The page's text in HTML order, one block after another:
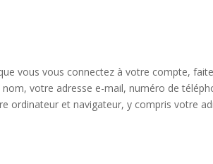
vous vous connectez à votre compte,
votre adresse e-mail, numéro de
et navigateur, y compris votre